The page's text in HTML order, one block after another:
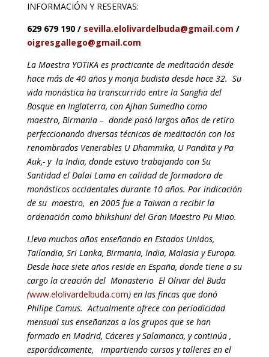
INFORMACIÓN Y RESERVAS:
629 679 190 / sevilla.elolivardelbuda@gmail.com /
oigresgallego@gmail.com
La Maestra YOTIKA es practicante de meditación desde
hace más de 40 años y monja budista desde hace 32. Su
vida monástica ha transcurrido entre la Sangha del
Bosque en Inglaterra, con Ajhan Sumedho como
maestro, Birmania – donde pasó largos años de retiro
perfeccionando diversas técnicas de meditación con los
renombrados Venerables U Dhammika, U Pandita y Pa
Auk,- y la India, donde estuvo trabajando con Su
Santidad el Dalai Lama en calidad de formadora de
monásticos occidentales durante 10 años. Por indicación
de su maestro, en 2005 fue a Taiwan a recibir la
ordenación como bhikshuni del Gran Maestro Pu Miao.
Lleva muchos años enseñando en Estados Unidos,
Tailandia, Sri Lanka, Birmania, India, Malasia y Europa.
Desde hace siete años reside en España, donde tiene a su
cargo la creación del Monasterio El Olivar del Buda
(www.elolivardelbuda.com) en las fincas que donó
Philipe Camus. Actualmente ofrece con periodicidad
mensual sus enseñanzas a los grupos que se han
formado en Madrid, Cáceres y Salamanca, y continúa ,
esporádicamente, impartiendo cursos y talleres en el